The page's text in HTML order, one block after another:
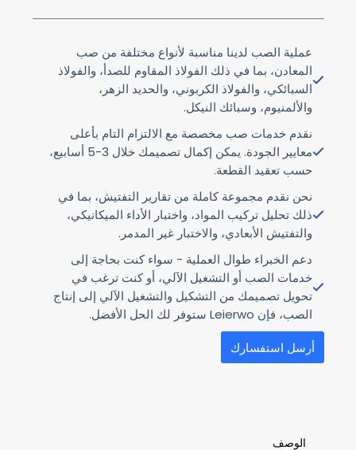
عملية الصب لدينا مناسبة لأنواع مختلفة من صب
المعادن، بما في ذلك الفولاذ المقاوم للصدأ، والفولاذ
السبائكي، والفولاذ الكربوني، والحديد الزهر،
والألمنيوم، وسبائك النيكل.
نقدم خدمات صب مخصصة مع الالتزام التام بأعلى
معايير الجودة. يمكن إكمال تصميمك خلال 3-5 أسابيع،
حسب تعقيد القطعة.
نحن نقدم مجموعة كاملة من تقارير التفتيش، بما في
ذلك تحليل تركيب المواد، واختبار الأداء الميكانيكي،
والتفتيش الأبعادي، والاختبار غير المدمر.
دعم الخبراء طوال العملية - سواء كنت بحاجة إلى
خدمات الصب أو التشغيل الآلي، أو كنت ترغب في
تحويل تصميمك من التشكيل والتشغيل الآلي إلى إنتاج
الصب، فإن Leierwo ستوفر لك الحل الأفضل.
أرسل استفسارك
الوصف